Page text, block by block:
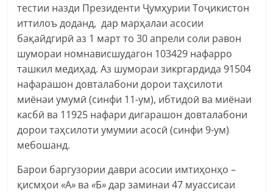
тестии назди Президенти Ҷумҳурии Тоҷикистон
иттилоъ доданд, дар марҳалаи асосии
бақайдгирӣ аз 1 март то 30 апрели соли равон
шумораи номнависшудагон 103429 нафарро
ташкил медиҳад. Аз шумораи зикргардида 91504
нафарашон довталабони дорои таҳсилоти
миёнаи умумӣ (синфи 11-ум), ибтидоӣ ва миёнаи
касбӣ ва 11925 нафари дигарашон довталабони
дорои таҳсилоти умумии асосӣ (синфи 9-ум)
мебошанд.
Барои баргузории даври асосии имтиҳонҳо –
қисмҳои«А» ва«Б»дар заминаи 47 муассисаи